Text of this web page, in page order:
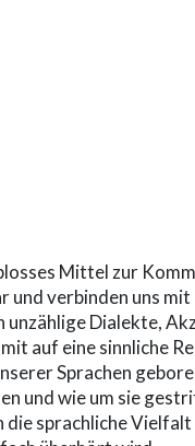
term
Mittel zur
verbinden uns
unzählige Dialekte,
auf eine sinnliche
Sprachen
und wie um sie
sprachliche